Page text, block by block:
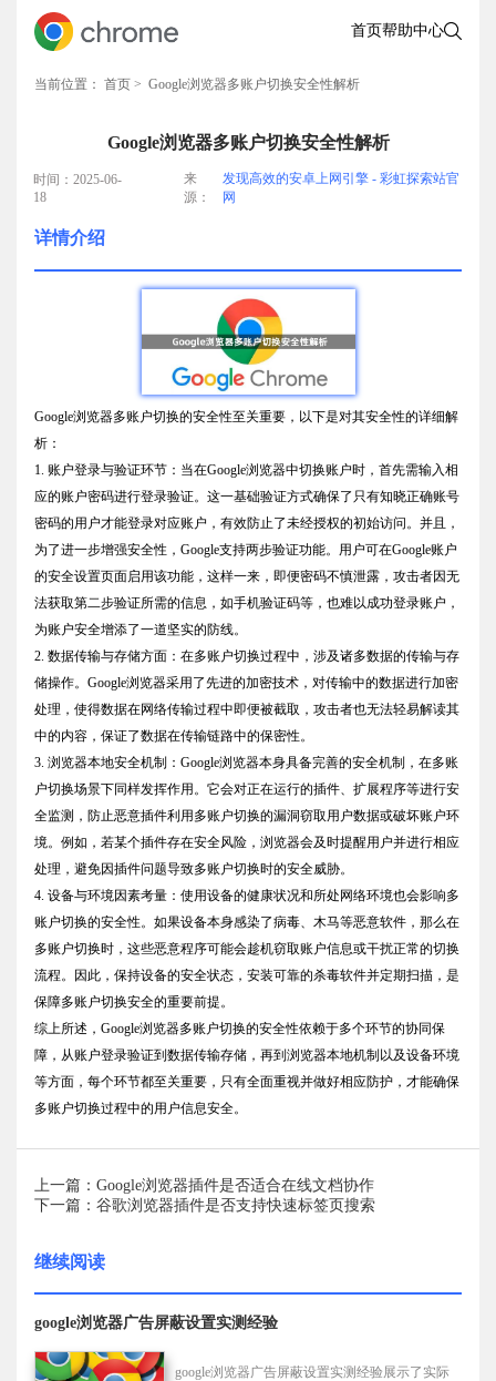
首页帮助中心
当前位置： 首页 > Google浏览器多账户切换安全性解析
Google浏览器多账户切换安全性解析
时间：2025-06-
18
来
源：
发现高效的安卓上网引擎 - 彩虹探索站官
网
详情介绍
Google浏览器多账户切换的安全性至关重要，以下是对其安全性的详细解
析：
1. 账户登录与验证环节：当在Google浏览器中切换账户时，首先需输入相
应的账户密码进行登录验证。这一基础验证方式确保了只有知晓正确账号
密码的用户才能登录对应账户，有效防止了未经授权的初始访问。并且，
为了进一步增强安全性，Google支持两步验证功能。用户可在Google账户
的安全设置页面启用该功能，这样一来，即便密码不慎泄露，攻击者因无
法获取第二步验证所需的信息，如手机验证码等，也难以成功登录账户，
为账户安全增添了一道坚实的防线。
2. 数据传输与存储方面：在多账户切换过程中，涉及诸多数据的传输与存
储操作。Google浏览器采用了先进的加密技术，对传输中的数据进行加密
处理，使得数据在网络传输过程中即便被截取，攻击者也无法轻易解读其
中的内容，保证了数据在传输链路中的保密性。
3. 浏览器本地安全机制：Google浏览器本身具备完善的安全机制，在多账
户切换场景下同样发挥作用。它会对正在运行的插件、扩展程序等进行安
全监测，防止恶意插件利用多账户切换的漏洞窃取用户数据或破坏账户环
境。例如，若某个插件存在安全风险，浏览器会及时提醒用户并进行相应
处理，避免因插件问题导致多账户切换时的安全威胁。
4. 设备与环境因素考量：使用设备的健康状况和所处网络环境也会影响多
账户切换的安全性。如果设备本身感染了病毒、木马等恶意软件，那么在
多账户切换时，这些恶意程序可能会趁机窃取账户信息或干扰正常的切换
流程。因此，保持设备的安全状态，安装可靠的杀毒软件并定期扫描，是
保障多账户切换安全的重要前提。
综上所述，Google浏览器多账户切换的安全性依赖于多个环节的协同保
障，从账户登录验证到数据传输存储，再到浏览器本地机制以及设备环境
等方面，每个环节都至关重要，只有全面重视并做好相应防护，才能确保
多账户切换过程中的用户信息安全。
上一篇：Google浏览器插件是否适合在线文档协作
下一篇：谷歌浏览器插件是否支持快速标签页搜索
继续阅读
google浏览器广告屏蔽设置实测经验
google浏览器广告屏蔽设置实测经验展示了实际